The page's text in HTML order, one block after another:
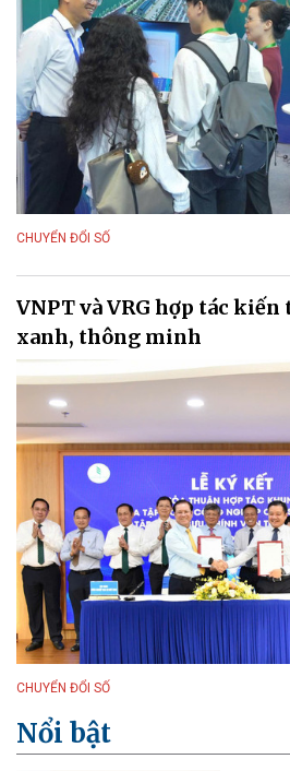
CHUYỂN ĐỔI SỐ
VNPT và VRG hợp tác
xanh, thông minh
CHUYỂN ĐỔI SỐ
Nổi bật